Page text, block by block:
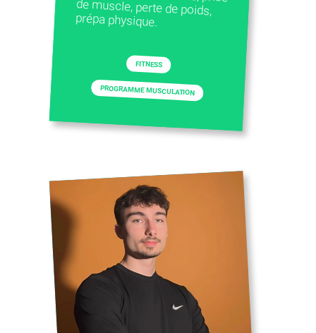
prépa physique.
FITNESS
PROGRAMME MUSCULATION